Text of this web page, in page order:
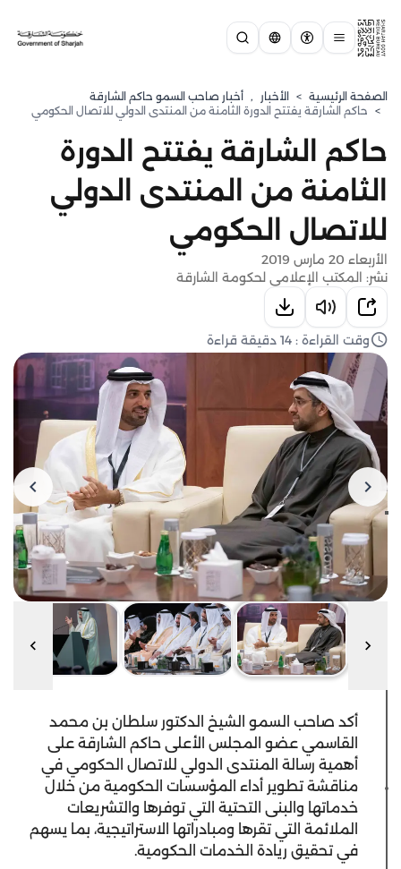
الصفحة الرئيسية > الأخبار , أخبار صاحب السمو حاكم الشارقة
> حاكم الشارقة يفتتح الدورة الثامنة من المنتدى الدولي للاتصال الحكومي
حاكم الشارقة يفتتح الدورة
الثامنة من المنتدى الدولي
للاتصال الحكومي
الأربعاء 20 مارس 2019
نشر: المكتب الإعلامي لحكومة الشارقة
وقت القراءة : 14 دقيقة قراءة
أكد صاحب السمو الشيخ الدكتور سلطان بن محمد
القاسمي عضو المجلس الأعلى حاكم الشارقة على
أهمية رسالة المنتدى الدولي للاتصال الحكومي في
مناقشة تطوير أداء المؤسسات الحكومية من خلال
خدماتها والبنى التحتية التي توفرها والتشريعات
الملائمة التي تقرها ومبادراتها الاستراتيجية، بما يسهم
في تحقيق ريادة الخدمات الحكومية.